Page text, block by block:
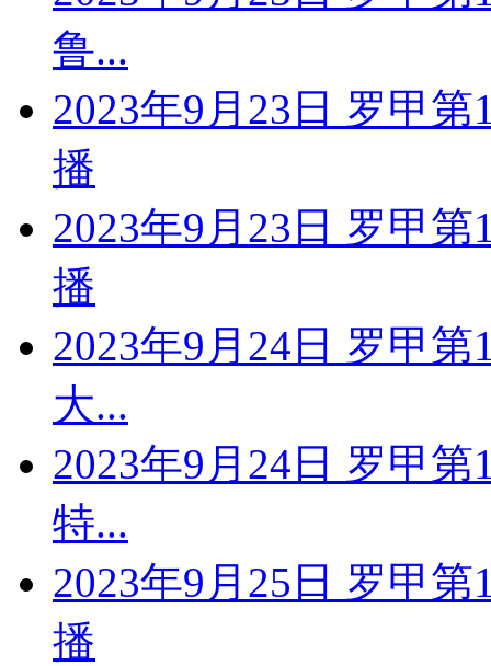
鲁...
2023年9月23日 罗甲
播
2023年9月23日 罗甲
播
2023年9月24日 罗甲
大...
2023年9月24日 罗甲
特...
2023年9月25日 罗甲
播